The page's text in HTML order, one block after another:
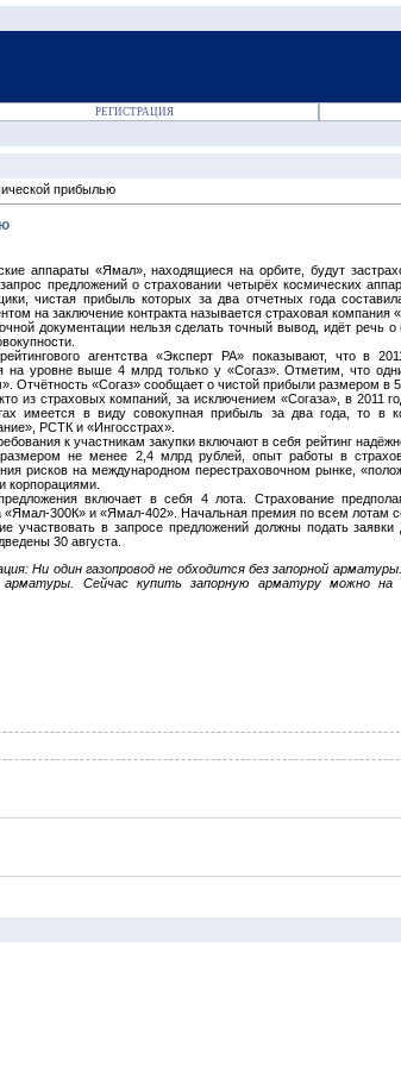
РЕГИСТРАЦИЯ
прибылью
аппараты «Ямал», находящиеся на орбите, будут
предложений о страховании четырёх космических
чистая прибыль которых за два отчетных года
на заключение контракта называется страховая компания
документации нельзя сделать точный вывод, идёт речь
агентства «Эксперт РА» показывают, что в
на уровне выше 4 млрд только у «Согаз». Отметим, что
Отчётность «Согаз» сообщает о чистой прибыли размером в
из страховых компаний, за исключением «Согаза», в 2011
имеется в виду совокупная прибыль за два года, то в
РСТК и «Ингосстрах».
к участникам закупки включают в себя рейтинг
размером не менее 2,4 млрд рублей, опыт работы в
рисков на международном перестраховочном рынке,
корпорациями.
включает в себя 4 лота. Страхование
«Ямал-300К» и «Ямал-402». Начальная премия по всем лотам
участвовать в запросе предложений должны подать заявки
30 августа.
Ни один газопровод не обходится без запорной
Сейчас купить запорную арматуру можно на